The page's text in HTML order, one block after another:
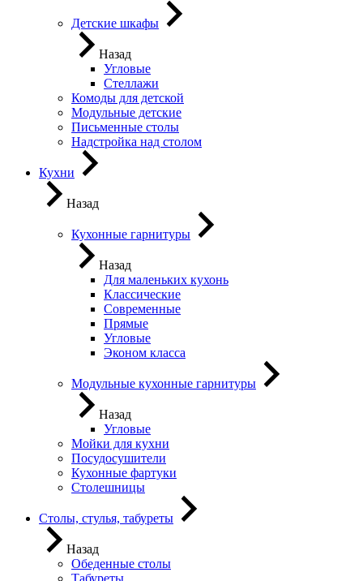
Детские шкафы
Назад
Угловые
Стеллажи
Комоды для детской
Модульные детские
Письменные столы
Надстройка над столом
Кухни
Назад
Кухонные гарнитуры
Назад
Для маленьких кухонь
Классические
Современные
Прямые
Угловые
Эконом класса
Модульные кухонные гарнитуры
Назад
Угловые
Мойки для кухни
Посудосушители
Кухонные фартуки
Столешницы
Столы, стулья, табуреты
Назад
Обеденные столы
Табуреты